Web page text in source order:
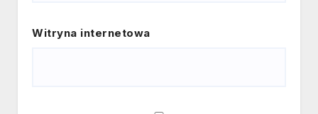
Witryna internetowa